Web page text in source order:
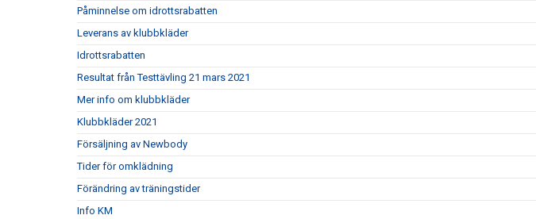
Påminnelse om idrottsrabatten
Leverans av klubbkläder
Idrottsrabatten
Resultat från Testtävling 21 mars 2021
Mer info om klubbkläder
Klubbkläder 2021
Försäljning av Newbody
Tider för omklädning
Förändring av träningstider
Info KM